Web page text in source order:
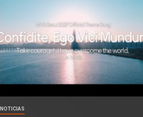
NOTICIAS